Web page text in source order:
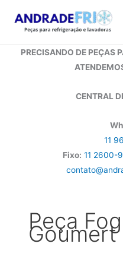
para
conteúdo
PRECISANDO DE PEÇAS
CENTRAL
11
Fixo: 11 2600-
Peça
Goumert